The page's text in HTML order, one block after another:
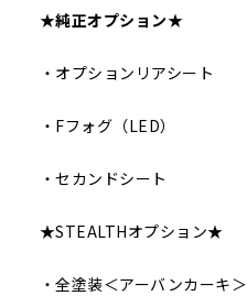
★純正オプション★
・オプションリアシート
・Fフォグ（LED）
・セカンドシート
★STEALTHオプション★
・全塗装＜アーバンカーキ＞